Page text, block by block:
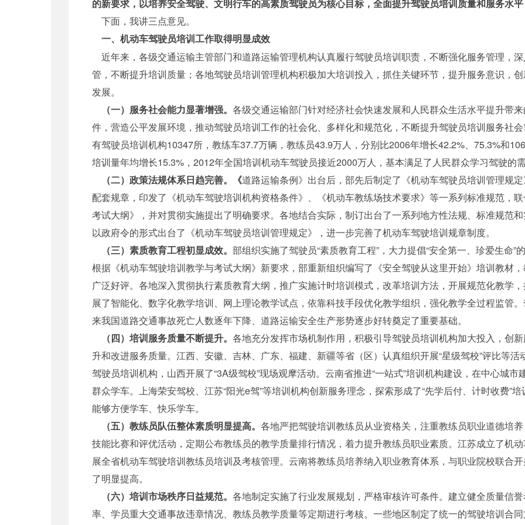
的新要求，以培养安全驾驶、文明行车的高素质驾驶员为核心目标，全面提升驾驶员培训质量和服务水
下面，我讲三点意见。
一、机动车驾驶员培训工作取得明显成效
近年来，各级交通运输主管部门和道路运输管理机构认真履行驾驶员培训职责，不断强化服务管理，
管，不断提升培训质量；各地驾驶员培训管理机构积极加大培训投入，抓住关键环节，提升服务意识，
发展。
（一）服务社会能力显著增强。 各级交通运输部门针对经济社会快速发展和人民群众生活水平提升带
件，营造公平发展环境，推动驾驶员培训工作的社会化、多样化和规范化，不断提升驾驶员培训服务社
有驾驶员培训机构10347所，教练车37.7万辆，教练员43.9万人，分别比2006年增长42.2%、75.3%和
培训量年均增长15.3%，2012年全国培训机动车驾驶员接近2000万人，基本满足了人民群众学习驾驶的
（二）政策法规体系日趋完善。《道路运输条例》出台后，部先后制定了《机动车驾驶员培训管理规
配套规章，印发了《机动车驾驶培训机构资格条件》、《机动车教练场技术要求》等一系列标准规范，
考试大纲》，并对贯彻实施提出了明确要求。各地结合实际，制订出台了一系列地方性法规、标准规范
以政府令的形式出台了《机动车驾驶员培训管理规定》，进一步完善了机动车驾驶培训规章制度。
（三）素质教育工程初显成效。 部组织实施了驾驶员“素质教育工程”，大力提倡“安全第一、珍爱生命
根据《机动车驾驶培训教学与考试大纲》新要求，部重新组织编写了《安全驾驶从这里开始》培训教材
广泛好评。各地深入贯彻执行素质教育大纲，推广实施计时培训模式，改革培训方法，开展规范化教学
展了智能化、数字化教学培训、网上理论教学试点，依靠科技手段优化教学组织，强化教学全过程监管
来我国道路交通事故死亡人数逐年下降、道路运输安全生产形势逐步好转奠定了重要基础。
（四）培训服务质量不断提升。 各地充分发挥市场机制作用，积极引导驾驶员培训机构加大投入，创
升和改进服务质量。江西、安徽、吉林、广东、福建、新疆等省（区）认真组织开展“星级驾校”评比等
驾驶员培训机构，山西开展了“3A级驾校”现场观摩活动。云南省推进“一站式”培训机构建设，在中心城市
群众学车。上海荣安驾校、江苏“阳光e驾”等培训机构创新服务理念，探索形成了“先学后付、计时收费”
能够方便学车、快乐学车。
（五）教练员队伍整体素质明显提高。 各地严把驾驶培训教练员从业资格关，注重教练员职业道德培
技能比赛和评优活动，定期公布教练员的教学质量排行情况，着力提升教练员职业素质。江苏成立了机
展全省机动车驾驶培训教练员培训及考核管理。云南将教练员培养纳入职业教育体系，与职业院校联合
了明显提高。
（六）培训市场秩序日益规范。 各地制定实施了行业发展规划，严格审核许可条件。建立健全质量信
率、学员重大交通事故违章情况、教练员教学质量等定期进行考核。一些地区制定了统一的驾驶培训合